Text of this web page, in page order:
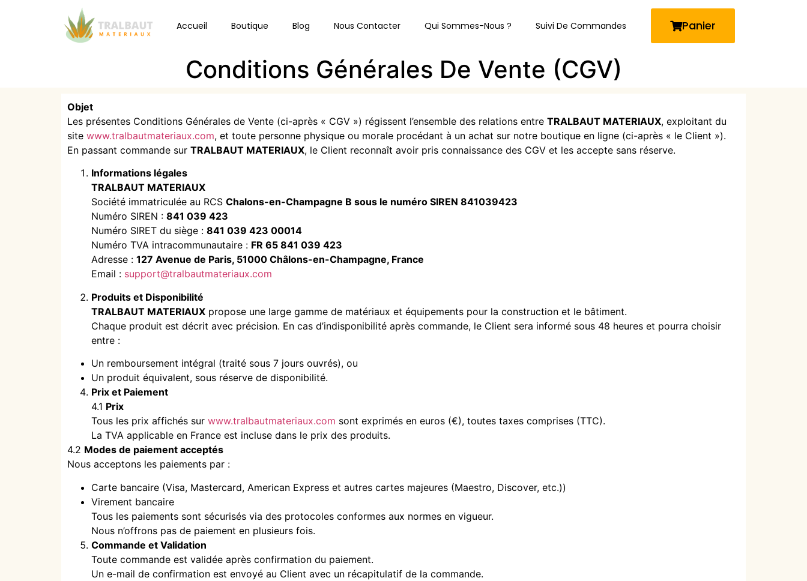
Accueil Boutique Blog Nous Contacter Qui Sommes-Nous ? Suivi De Commandes Panier
Conditions Générales De Vente (CGV)
Objet
Les présentes Conditions Générales de Vente (ci-après « CGV ») régissent l’ensemble des relations entre TRALBAUT MATERIAUX, exploitant du
site www.tralbautmateriaux.com, et toute personne physique ou morale procédant à un achat sur notre boutique en ligne (ci-après « le Client »).
En passant commande sur TRALBAUT MATERIAUX, le Client reconnaît avoir pris connaissance des CGV et les accepte sans réserve.
Informations légales
TRALBAUT MATERIAUX
Société immatriculée au RCS Chalons-en-Champagne B sous le numéro SIREN 841039423
Numéro SIREN : 841 039 423
Numéro SIRET du siège : 841 039 423 00014
Numéro TVA intracommunautaire : FR 65 841 039 423
Adresse : 127 Avenue de Paris, 51000 Châlons-en-Champagne, France
Email : support@tralbautmateriaux.com
Produits et Disponibilité
TRALBAUT MATERIAUX propose une large gamme de matériaux et équipements pour la construction et le bâtiment.
Chaque produit est décrit avec précision. En cas d’indisponibilité après commande, le Client sera informé sous 48 heures et pourra choisir
entre :
Un remboursement intégral (traité sous 7 jours ouvrés), ou
Un produit équivalent, sous réserve de disponibilité.
Prix et Paiement
4.1 Prix
Tous les prix affichés sur www.tralbautmateriaux.com sont exprimés en euros (€), toutes taxes comprises (TTC).
La TVA applicable en France est incluse dans le prix des produits.
4.2 Modes de paiement acceptés
Nous acceptons les paiements par :
Carte bancaire (Visa, Mastercard, American Express et autres cartes majeures (Maestro, Discover, etc.))
Virement bancaire
Tous les paiements sont sécurisés via des protocoles conformes aux normes en vigueur.
Nous n’offrons pas de paiement en plusieurs fois.
Commande et Validation
Toute commande est validée après confirmation du paiement.
Un e-mail de confirmation est envoyé au Client avec un récapitulatif de la commande.